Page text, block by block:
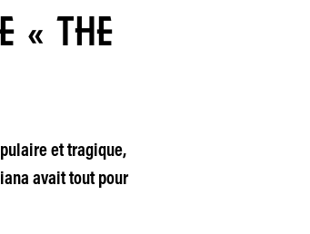
« THE
et tragique,
avait tout pour